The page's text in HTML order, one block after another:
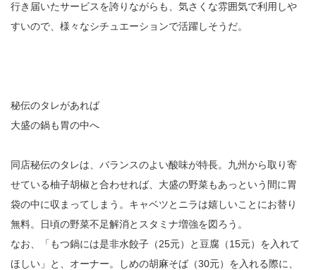
行き届いたサービスを誇りながらも、気さくな雰囲気で利用しや
すいので、様々なシチュエーションで活躍しそうだ。
秘伝のタレがあれば
大盛の鍋も胃の中へ
同店秘伝のタレは、バランスのよい酸味が特長。九州から取り寄
せている柚子胡椒と合わせれば、大盛の野菜もあっという間に胃
袋の中に収まってしまう。キャベツとニラは嬉しいことにお替り
無料。日頃の野菜不足解消とスタミナ増強を図ろう。
なお、「もつ鍋には是非水餃子（25元）と豆腐（15元）を入れて
ほしい」と、オーナー。しめの胡麻そば（30元）を入れる際に、